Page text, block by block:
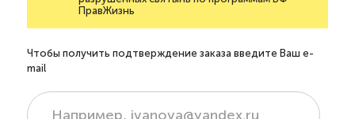
ПравЖизнь
Чтобы получить подтверждение заказа введите Ваш e-
mail